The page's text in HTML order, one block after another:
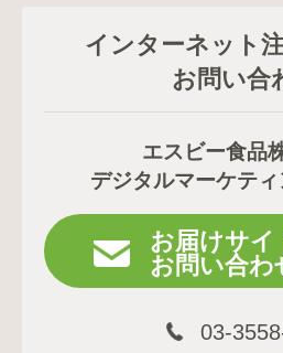
インターネット
お問い合
エスビー食品
デジタルマーケテ
お届けサイ
お問い合わ
03-